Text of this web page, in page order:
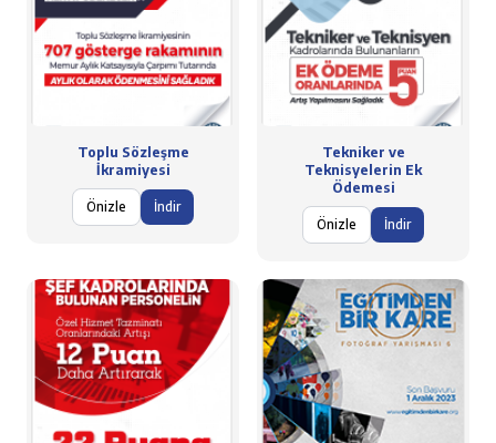
Toplu Sözleşme
İkramiyesi
Önizle İndir
Tekniker ve
Teknisyelerin Ek
Ödemesi
Önizle İndir